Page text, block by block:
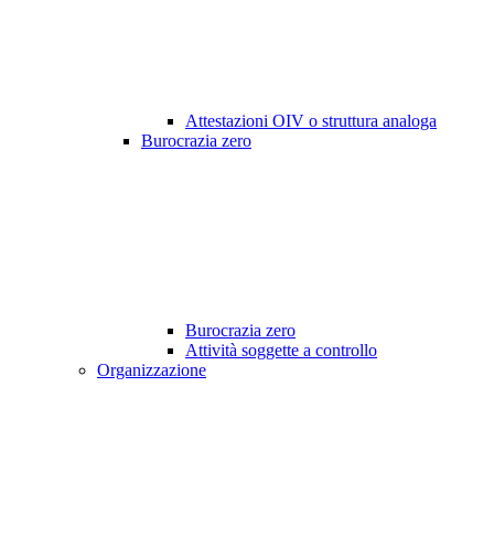
Attestazioni OIV o struttura analoga
Burocrazia zero
Burocrazia zero
Attività soggette a controllo
Organizzazione